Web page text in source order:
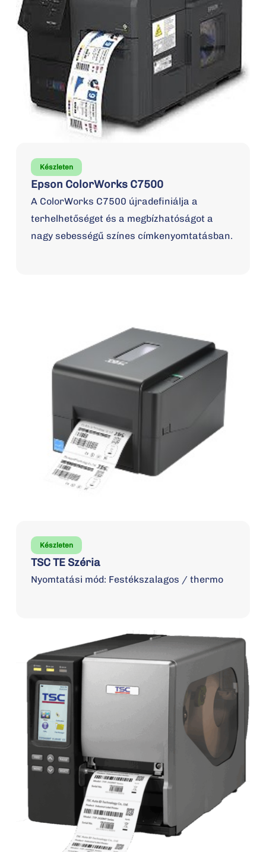
Epson ColorWorks C7500
Készleten
A ColorWorks C7500 újradefiniálja a
terhelhetőséget és a megbízhatóságot a
nagy sebességű színes címkenyomtatásban.
TSC TE Széria
Készleten
Nyomtatási mód: Festékszalagos / thermo